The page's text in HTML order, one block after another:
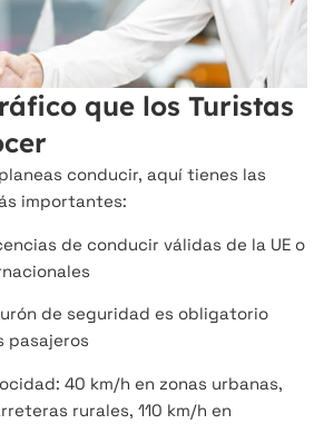
que los Turistas
conducir, aquí tienes las
importantes:
de conducir válidas de la UE o
de seguridad es obligatorio
pasajeros
40 km/h en zonas urbanas,
rurales, 110 km/h en